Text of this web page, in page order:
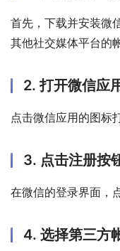
首先，下载并安装微
其他社交媒体平台的
2. 打开微信应
点击微信应用的图标
3. 点击注册按
在微信的登录界面，
4. 选择第三方